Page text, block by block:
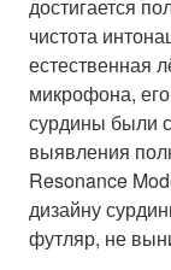
достигается
чистота
естественная
микрофона,
сурдины были
выявления
Resonance
дизайну
футляр, не